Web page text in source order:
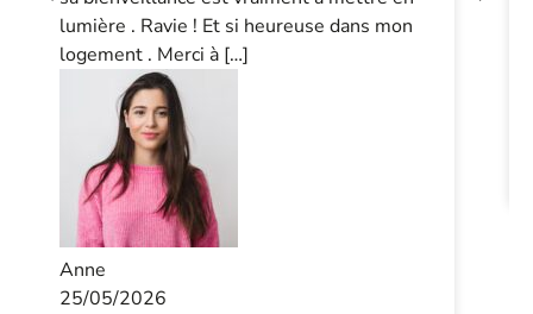
lumière . Ravie ! Et si heureuse dans mon
logement . Merci à […]
Anne
25/05/2026